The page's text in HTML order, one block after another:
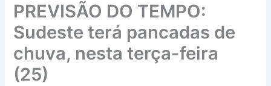
PREVISÃO DO TEMPO:
Sudeste terá pancadas de
chuva, nesta terça-feira
(25)